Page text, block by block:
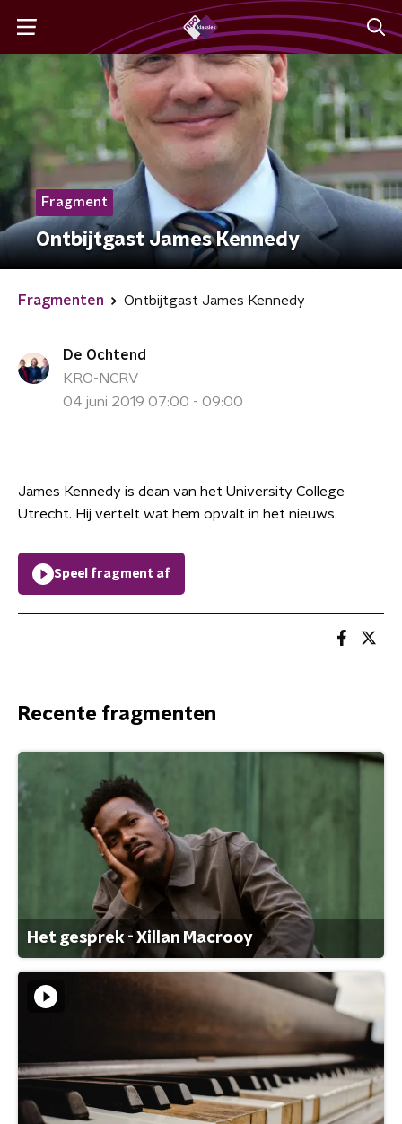
Fragment
Ontbijtgast James Kennedy
Fragmenten Ontbijtgast James Kennedy
De Ochtend
KRO-NCRV
04 juni 2019 07:00 - 09:00
James Kennedy is dean van het University College
Utrecht. Hij vertelt wat hem opvalt in het nieuws.
Speel fragment af
Recente fragmenten
Het gesprek - Xillan Macrooy